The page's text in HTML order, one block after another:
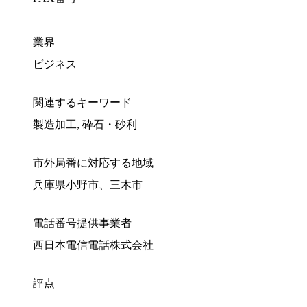
業界
ビジネス
関連するキーワード
製造加工, 砕石・砂利
市外局番に対応する地域
兵庫県小野市、三木市
電話番号提供事業者
西日本電信電話株式会社
評点